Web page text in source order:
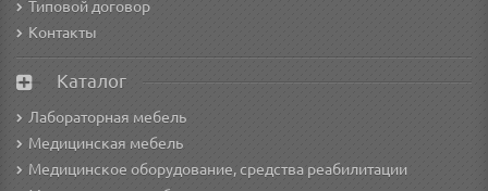
Типовой договор
Контакты
Каталог
Лабораторная мебель
Медицинская мебель
Медицинское оборудование, средства реабилитации